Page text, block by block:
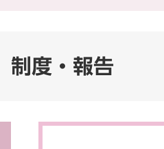
度・報告